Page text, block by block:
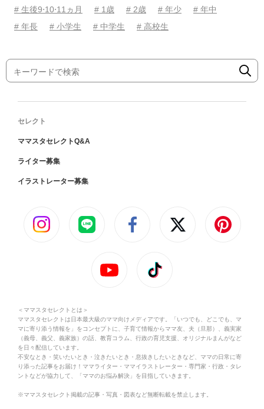
# 生後9⋅10⋅11ヵ月
# 1歳 # 2歳 # 年少
# 年中
# 年長
# 小学生 # 中学生 # 高校生
セレクト
ママスタセレクトQ&A
ライター募集
イラストレーター募集
＜ママスタセレクトとは＞
ママスタセレクトは日本最大級のママ向けメディアです。「いつでも、どこでも、マ
マに寄り添う情報を」をコンセプトに、子育て情報からママ友、夫（旦那）、義実家
（義母、義父、義家族）の話、教育コラム、行政の育児支援、オリジナルまんがなど
を日々配信しています。
不安なとき・笑いたいとき・泣きたいとき・息抜きしたいときなど、ママの日常に寄
り添った記事をお届け！ママライター・ママイラストレーター・専門家・行政・タレ
ントなどが協力して、「ママのお悩み解決」を目指していきます。
※ママスタセレクト掲載の記事・写真・図表など無断転載を禁止します。